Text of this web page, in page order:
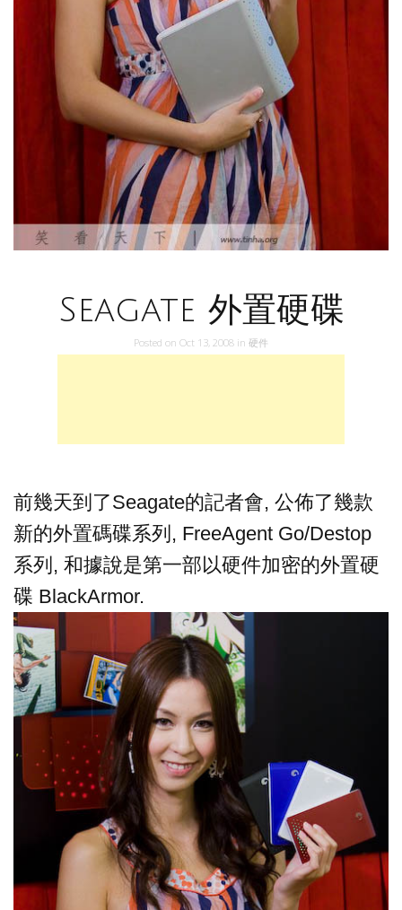
Seagate 外置硬碟
Posted on Oct 13, 2008 in 硬件
前幾天到了Seagate的記者會, 公佈了幾款
新的外置碼碟系列, FreeAgent Go/Destop
系列, 和據說是第一部以硬件加密的外置硬
碟 BlackArmor.